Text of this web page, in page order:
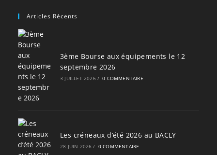
Articles Récents
3ème Bourse aux équipements le 12
septembre 2026
3 JUILLET 2026 / 0 COMMENTAIRE
Les créneaux d’été 2026 au BACLY
28 JUIN 2026 / 0 COMMENTAIRE